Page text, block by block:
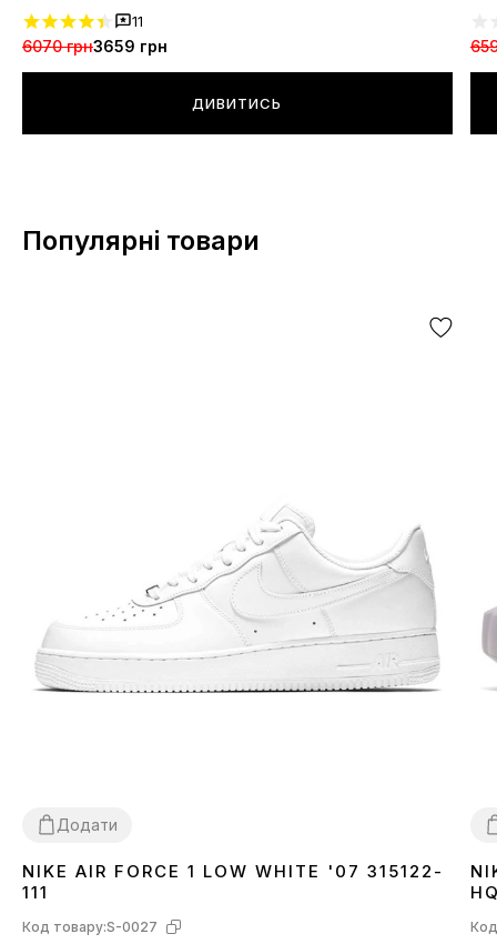
11
6070 грн3659 грн
ДИВИТИСЬ
Популярні товари
Додати
3637 38 39 40414243 444546
NIKE AIR FORCE 1 LOW WHITE '07 315122-
111
Код товару:S-0027